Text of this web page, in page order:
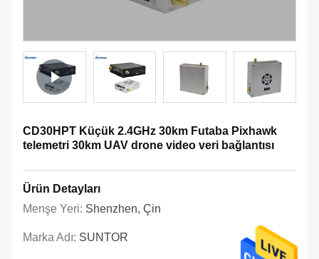
CD30HPT Küçük 2.4GHz 30km Futaba Pixhawk
telemetri 30km UAV drone video veri bağlantısı
Ürün Detayları
Menşe Yeri: Shenzhen, Çin
Marka Adı: SUNTOR